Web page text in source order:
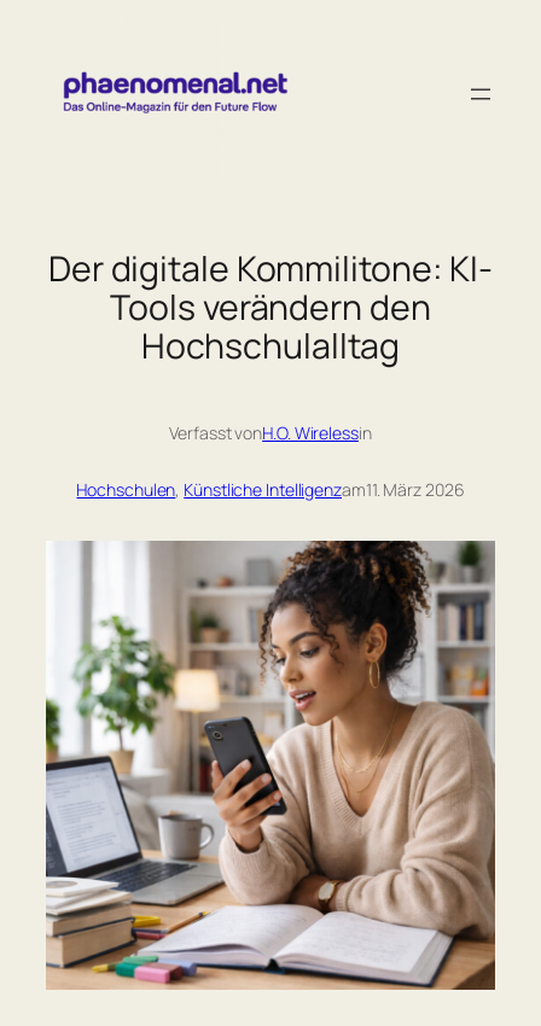
springen
Der digitale Kommilitone: KI-
Tools verändern den
Hochschulalltag
Verfasst vonH.O. Wirelessin
Hochschulen, Künstliche Intelligenzam11. März 2026